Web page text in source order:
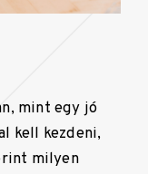
mint egy jó
kell kezdeni,
milyen